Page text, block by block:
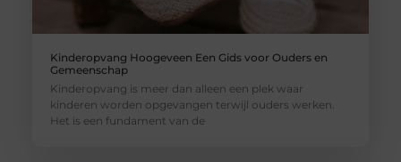
Kinderopvang Hoogeveen Een Gids voor Ouders en
Gemeenschap
Kinderopvang is meer dan alleen een plek waar
kinderen worden opgevangen terwijl ouders werken.
Het is een fundament van de